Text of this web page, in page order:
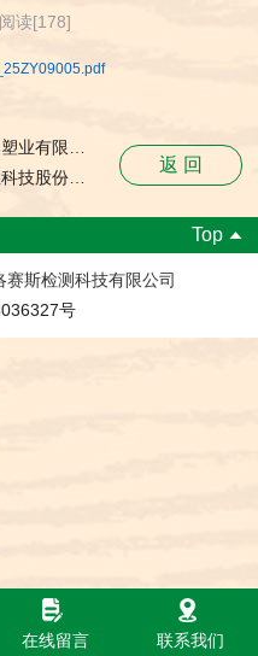
读[178]
价报告网上公开表
价报告网上公开表
返 回
Top
斯检测科技有限公司
号
在线留言 联系我们